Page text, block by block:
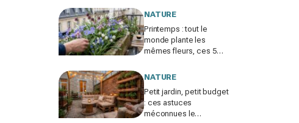
NATURE
Printemps : tout le
monde plante les
mêmes fleurs, ces 5
planter in extremis vont
NATURE
Petit jardin, petit budget
: ces astuces
méconnues le